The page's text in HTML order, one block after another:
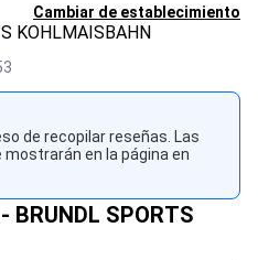
Cambiar de establecimiento
KOHLMAISBAHN
de recopilar reseñas. Las
en la página en
BRUNDL SPORTS